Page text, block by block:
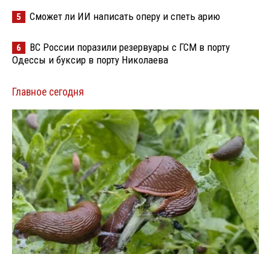
5 Сможет ли ИИ написать оперу и спеть арию
6
ВС России поразили резервуары с ГСМ в порту
Одессы и буксир в порту Николаева
Главное сегодня